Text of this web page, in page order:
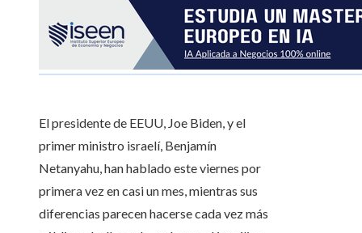
El presidente de EEUU, Joe Biden, y el
primer ministro israelí, Benjamín
Netanyahu, han hablado este viernes por
primera vez en casi un mes, mientras sus
diferencias parecen hacerse cada vez más